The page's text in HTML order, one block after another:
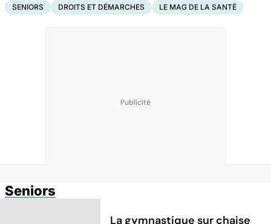
SENIORS DROITS ET DÉMARCHES LE MAG DE LA SANTÉ
Seniors
La gymnastique sur chaise